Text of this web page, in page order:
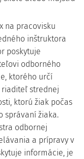
na pracovisku
inštruktora
poskytuje
odborného
ktorého určí
strednej
ktorú žiak počas
správaní žiaka.
odbornej
a prípravy v
informácie, je